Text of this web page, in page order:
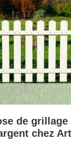
de
chez